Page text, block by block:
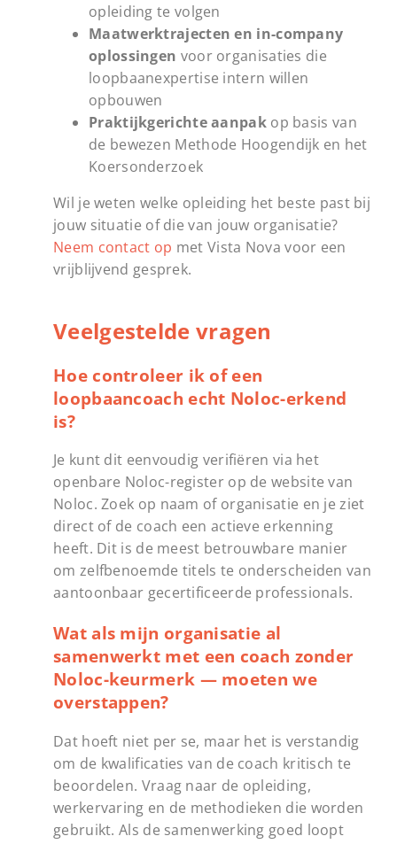
opleiding te volgen
Maatwerktrajecten en in-company
oplossingen voor organisaties die
loopbaanexpertise intern willen
opbouwen
Praktijkgerichte aanpakop basis van
de bewezen Methode Hoogendijk en het
Koersonderzoek
Wil je weten welke opleiding het beste past bij
jouw situatie of die van jouw organisatie?
Neem contact op met Vista Nova voor een
vrijblijvend gesprek.
Veelgestelde vragen
Hoe controleer ik of een
loopbaancoach echt Noloc-erkend
is?
Je kunt dit eenvoudig verifiëren via het
openbare Noloc-register op de website van
Noloc. Zoek op naam of organisatie en je ziet
direct of de coach een actieve erkenning
heeft. Dit is de meest betrouwbare manier
om zelfbenoemde titels te onderscheiden van
aantoonbaar gecertificeerde professionals.
Wat als mijn organisatie al
samenwerkt met een coach zonder
Noloc-keurmerk — moeten we
overstappen?
Dat hoeft niet per se, maar het is verstandig
om de kwalificaties van de coach kritisch te
beoordelen. Vraag naar de opleiding,
werkervaring en de methodieken die worden
gebruikt. Als de samenwerking goed loopt